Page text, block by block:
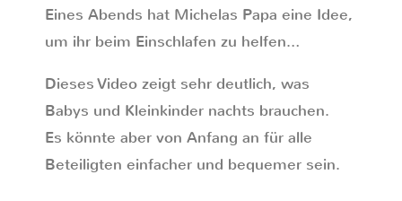
Eines Abends hat Michelas Papa eine Idee,
um ihr beim Einschlafen zu helfen…
Dieses Video zeigt sehr deutlich, was
Babys und Kleinkinder nachts brauchen.
Es könnte aber von Anfang an für alle
Beteiligten einfacher und bequemer sein.